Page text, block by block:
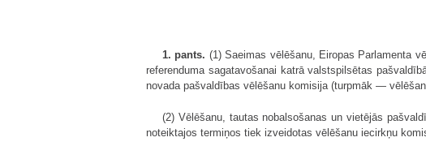
1. pants. (1) Saeimas vēlēšanu, Eiropas Parlamenta
referenduma sagatavošanai katrā valstspilsētas
novada pašvaldības vēlēšanu komisija (turpmāk —
(2) Vēlēšanu, tautas nobalsošanas un vietējās
noteiktajos termiņos tiek izveidotas vēlēšanu iecirkņu